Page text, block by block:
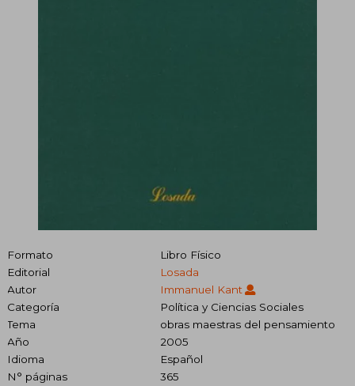
Formato
Libro Físico
Editorial
Losada
Autor
Immanuel Kant
Categoría
Política y Ciencias Sociales
Tema
obras maestras del pensamiento
Año
2005
Idioma
Español
N° páginas
365